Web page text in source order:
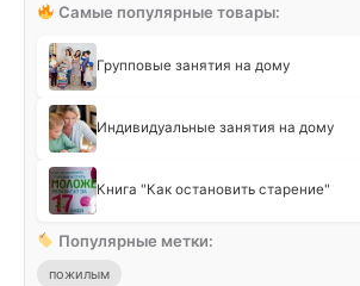
Самые популярные товары:
Групповые занятия на дому
Индивидуальные занятия на дому
Книга "Как остановить старение"
Популярные метки:
пожилым